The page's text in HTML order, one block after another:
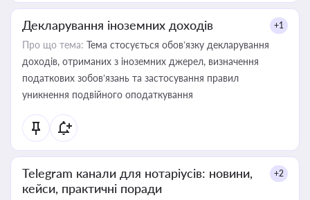
Декларування іноземних доходів +1
Про що тема: Тема стосується обов’язку декларування
доходів, отриманих з іноземних джерел, визначення
податкових зобов’язань та застосування правил
уникнення подвійного оподаткування
Telegram канали для нотаріусів: новини,
кейси, практичні поради
+2